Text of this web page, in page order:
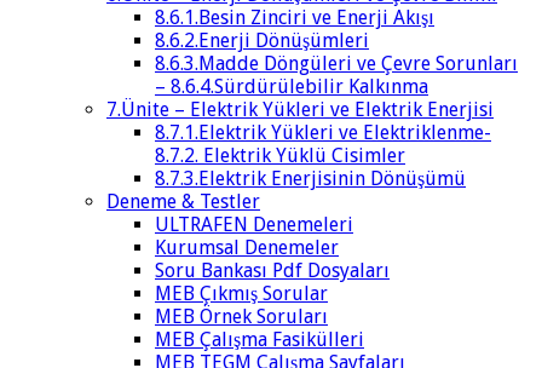
8.6.1.Besin Zinciri ve Enerji Akışı
8.6.2.Enerji Dönüşümleri
8.6.3.Madde Döngüleri ve Çevre Sorunları
– 8.6.4.Sürdürülebilir Kalkınma
7.Ünite – Elektrik Yükleri ve Elektrik Enerjisi
8.7.1.Elektrik Yükleri ve Elektriklenme-
8.7.2. Elektrik Yüklü Cisimler
8.7.3.Elektrik Enerjisinin Dönüşümü
Deneme & Testler
ULTRAFEN Denemeleri
Kurumsal Denemeler
Soru Bankası Pdf Dosyaları
MEB Çıkmış Sorular
MEB Örnek Soruları
MEB Çalışma Fasikülleri
MEB TEGM Çalışma Sayfaları